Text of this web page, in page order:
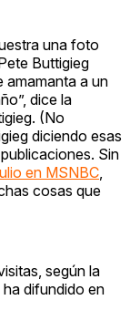
una foto
Buttigieg
amamanta a un
dice la
(No
diciendo esas
Sin
en MSNBC
cosas que
según la
difundido en